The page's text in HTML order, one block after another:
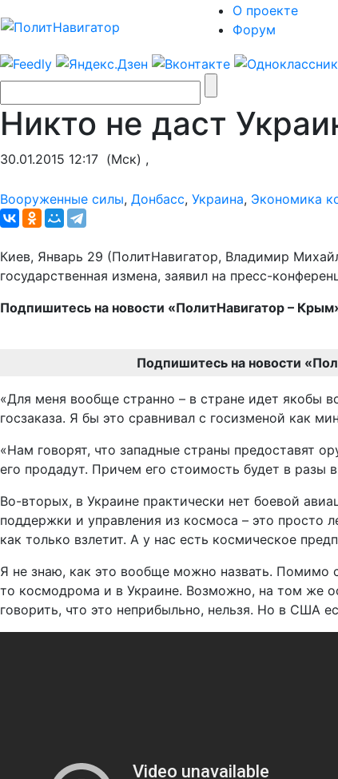
О проекте
Форум
Никто не даст
30.01.2015 12:17 (Мск) ,
Вооруженные силы, Донбасс, Украина, Экономика
Киев, Январь 29 (ПолитНавигатор, Владимир
государственная измена, заявил на пресс-
Подпишитесь на новости «ПолитНавигатор –
Подпишитесь на новости
«Для меня вообще странно – в стране идет якобы
госзаказа. Я бы это сравнивал с госизменой как
«Нам говорят, что западные страны предоставят
его продадут. Причем его стоимость будет в разы
Во-вторых, в Украине практически нет боевой
поддержки и управления из космоса – это просто
как только взлетит. А у нас есть космическое
Я не знаю, как это вообще можно назвать. Помимо
то космодрома и в Украине. Возможно, на том же
говорить, что это неприбыльно, нельзя. Но в США